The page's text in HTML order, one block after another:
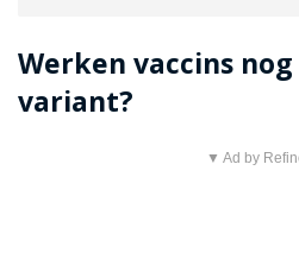
Werken vaccins
variant?
▼ Ad by